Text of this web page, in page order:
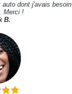
dont j'avais besoin
Merci !
B.